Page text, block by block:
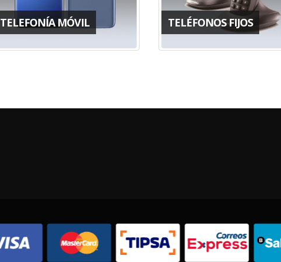
TELEFONÍA MÓVIL TELÉFONOS FIJOS